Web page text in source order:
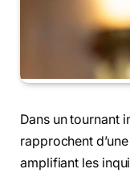
Dans un tournant
rapprochent
amplifiant les